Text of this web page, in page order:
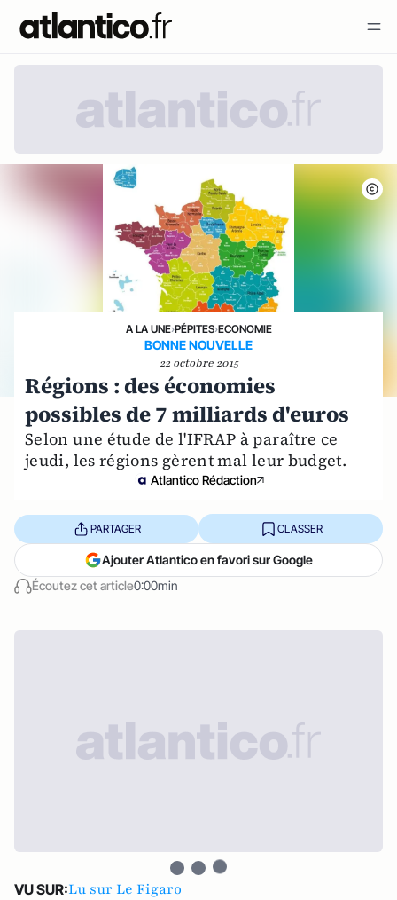
A LA UNE›PÉPITES›ECONOMIE
BONNE NOUVELLE
22 octobre 2015
Régions : des économies
possibles de 7 milliards d'euros
Selon une étude de l'IFRAP à paraître ce
jeudi, les régions gèrent mal leur budget.
Atlantico Rédaction
Écoutez cet article0:00min
PARTAGER CLASSER
Ajouter Atlantico en favori sur Google
VU SUR:Lu sur Le Figaro